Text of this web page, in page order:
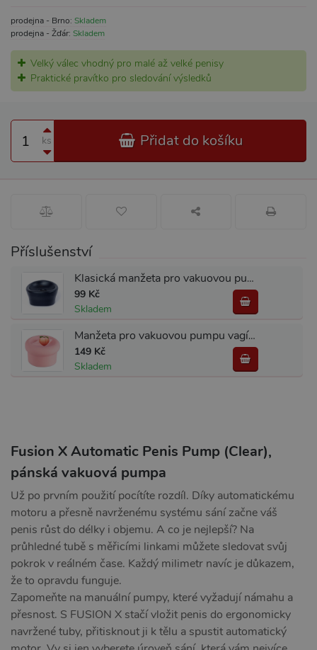
prodejna - Brno: Skladem
prodejna - Žďár: Skladem
Velký válec vhodný pro malé až velké penisy
Praktické pravítko pro sledování výsledků
ks Přidat do košíku
Příslušenství
Klasická manžeta pro vakuovou pumpu Boss Series Pump Sleeve Black
99 Kč
Skladem
Manžeta pro vakuovou pumpu vagína Boss Series Pump Sleeve LifeLike
149 Kč
Skladem
Fusion X Automatic Penis Pump (Clear),
pánská vakuová pumpa
Už po prvním použití pocítíte rozdíl. Díky automatickému
motoru a přesně navrženému systému sání začne váš
penis růst do délky i objemu. A co je nejlepší? Na
průhledné tubě s měřicími linkami můžete sledovat svůj
pokrok v reálném čase. Každý milimetr navíc je důkazem,
že to opravdu funguje.
Zapomeňte na manuální pumpy, které vyžadují námahu a
přesnost. S FUSION X stačí vložit penis do ergonomicky
navržené tuby, přitisknout ji k tělu a spustit automatický